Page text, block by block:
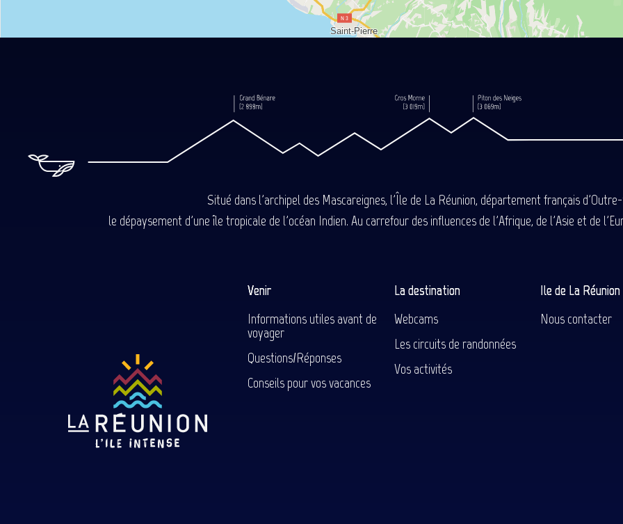
Situé dans l'archipel des Mascareignes, l'Île de La Réunion, département français
le dépaysement d'une île tropicale de l'océan Indien. Au carrefour des influences de l'Afrique, de l'Asie et de
Venir
Informations utiles avant de
voyager
Questions/Réponses
Conseils pour vos vacances
La destination
Webcams
Les circuits de randonnées
Vos activités
Ile de La
Nous contacter